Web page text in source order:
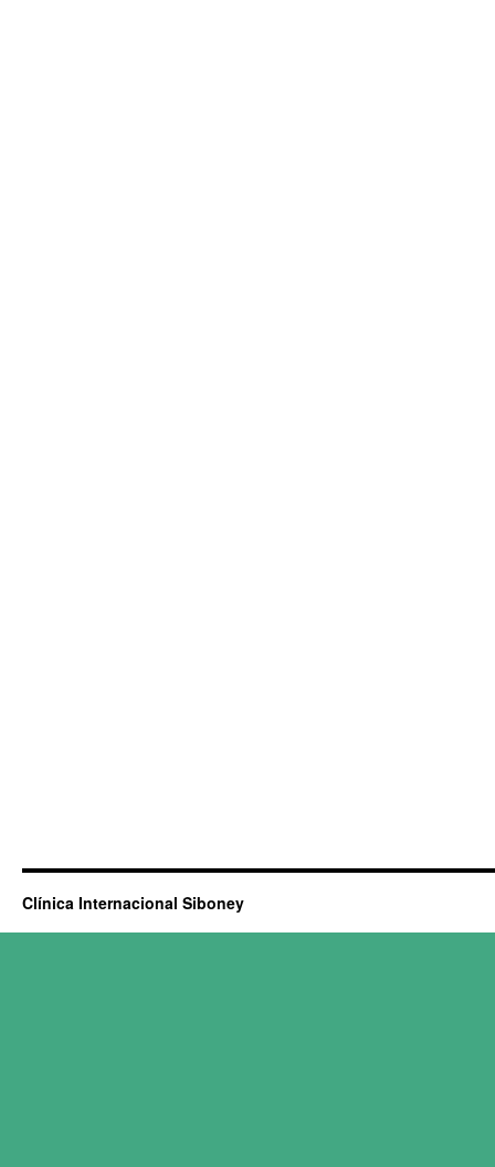
Clínica Internacional Siboney